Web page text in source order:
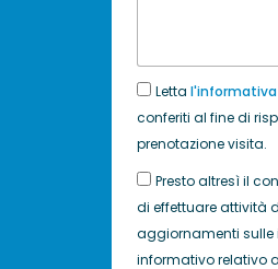
Letta l'informativa
conferiti al fine di
prenotazione visita.
Presto altresì il
di effettuare attività
aggiornamenti sulle
informativo relativo